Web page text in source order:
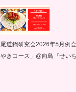
尾道鍋研究会2026年5月例
やきコース」@向島『せいち